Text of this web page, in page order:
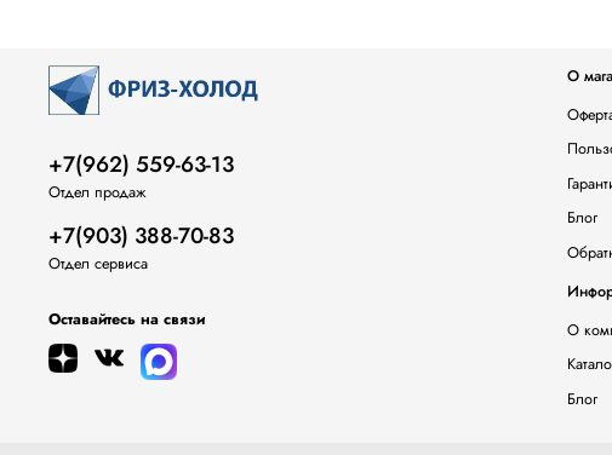
О
Блог
О
Блог
+7(962) 559-63-13
Отдел продаж
+7(903) 388-70-83
Отдел сервиса
Оставайтесь на связи